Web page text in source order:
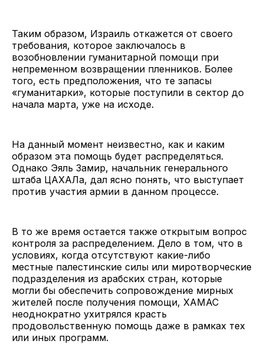
Таким образом, Израиль откажется от своего
требования, которое заключалось в
возобновлении гуманитарной помощи при
непременном возвращении пленников. Более
того, есть предположения, что те запасы
«гуманитарки», которые поступили в сектор до
начала марта, уже на исходе.
На данный момент неизвестно, как и каким
образом эта помощь будет распределяться.
Однако Эяль Замир, начальник генерального
штаба ЦАХАЛа, дал ясно понять, что выступает
против участия армии в данном процессе.
В то же время остается также открытым вопрос
контроля за распределением. Дело в том, что в
условиях, когда отсутствуют какие-либо
местные палестинские силы или миротворческие
подразделения из арабских стран, которые
могли бы обеспечить сопровождение мирных
жителей после получения помощи, ХАМАС
неоднократно ухитрялся красть
продовольственную помощь даже в рамках тех
или иных программ.